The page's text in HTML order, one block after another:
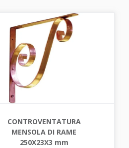
CONTROVENTATURA
MENSOLA DI RAME
250X23X3 mm